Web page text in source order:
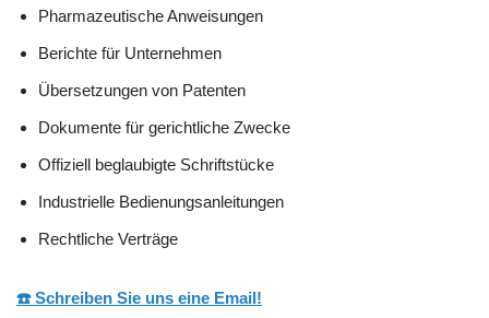
Pharmazeutische Anweisungen
Berichte für Unternehmen
Übersetzungen von Patenten
Dokumente für gerichtliche Zwecke
Offiziell beglaubigte Schriftstücke
Industrielle Bedienungsanleitungen
Rechtliche Verträge
☎️ Schreiben Sie uns eine Email!